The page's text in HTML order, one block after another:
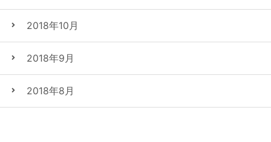
2018年10月
2018年9月
2018年8月